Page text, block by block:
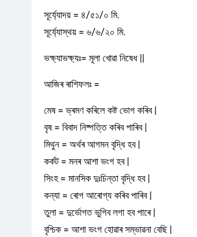
সূৰ্য্যোদয় = ৪/৫১/০ মি.
সূৰ্য্যোস্থয় = ৬/৬/২০ মি.
ভক্ষ্যাভক্ষ্যঃ= মূলা খোৱা নিষেধ ||
আজিৰ ৰাশিফলঃ =
মেষ = ভ্ৰমণ কৰিলে কষ্ট ভোগ কৰিব |
বৃষ = বিবাদ নিষ্পত্তি কৰিব পাৰিব |
মিথুন = অৰ্থৰ আগমন বৃদ্ধি হব |
কৰ্কট = মনৰ আশা ভংগ হব |
সিংহ = মানসিক দুঃচিন্তা বৃদ্ধি হব |
কন্যা = ৰোগ আৰোগ্য কৰিব পাৰিব |
তুলা = দুৰ্ভোগত ভুগিব লগা হব পাৰে |
বৃশ্চিক = আশা ভংগ হোৱাৰ সম্ভাৱনা বেছি |